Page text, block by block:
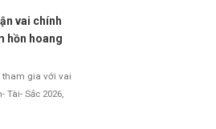
vai chính
hồn hoang
tham gia với vai
Tài- Sắc 2026,